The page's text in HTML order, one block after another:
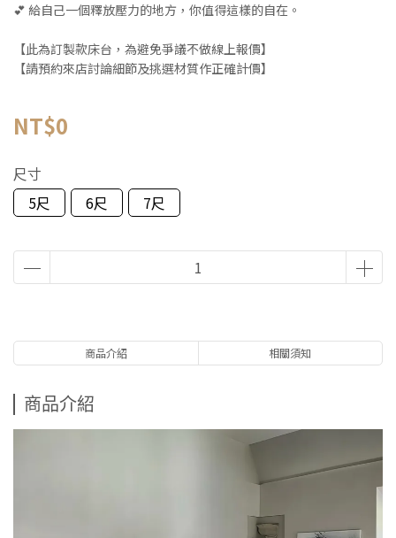
💕 給自己一個釋放壓力的地方，你值得這樣的自在。
【此為訂製款床台，為避免爭議不做線上報價】
【請預約來店討論細節及挑選材質作正確計價】
NT$0
尺寸
5尺
6尺 7尺
商品介紹 相關須知
商品介紹